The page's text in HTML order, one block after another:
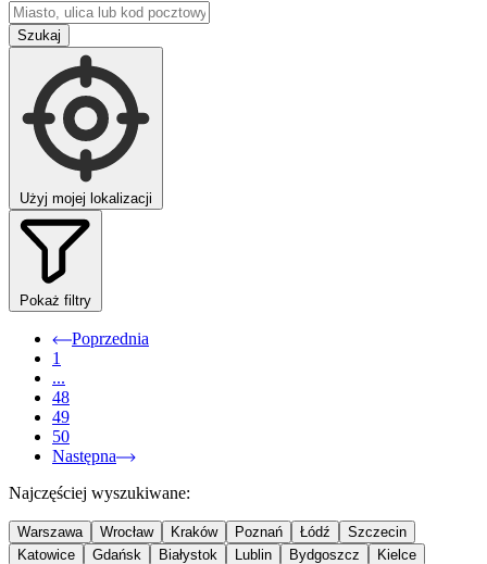
Szukaj
Użyj mojej lokalizacji
Pokaż filtry
Poprzednia
1
...
48
49
50
Następna
Najczęściej wyszukiwane:
Warszawa Wrocław Kraków Poznań Łódź
Szczecin
Katowice
Gdańsk Białystok Lublin Bydgoszcz Kielce